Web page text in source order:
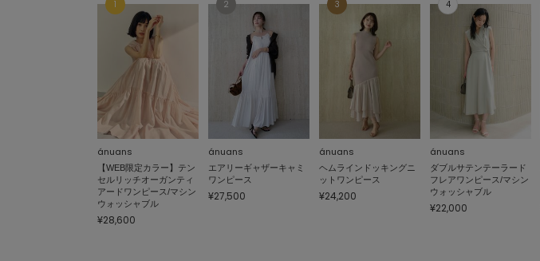
ánuans
【WEB限定カラー】テン
セルリッチオーガンティ
アードワンピース/マシン
ウォッシャブル
¥28,600
ánuans
エアリーギャザーキャミ
ワンピース
¥27,500
ánuans
ヘムラインドッキングニ
ットワンピース
¥24,200
ánuans
ダブルサテンテーラード
フレアワンピース/マシン
ウォッシャブル
¥22,000